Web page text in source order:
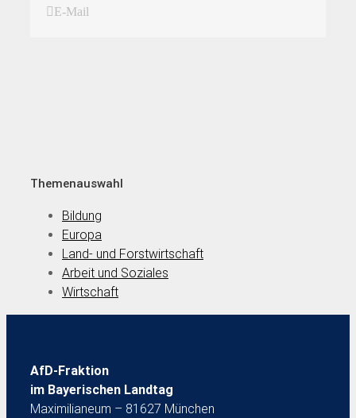
E-Mail
Themenauswahl
Bildung
Europa
Land- und Forstwirtschaft
Arbeit und Soziales
Wirtschaft
AfD-Fraktion
im Bayerischen Landtag
Maximilianeum – 81627 München